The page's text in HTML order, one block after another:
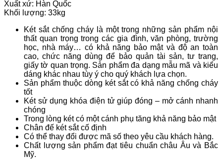
Xuất xứ: Hàn Quốc
Khối lượng: 33kg
Két sắt chống cháy là một trong những sản phẩm nội
thất quan trọng trong các gia đình, văn phòng, trường
học, nhà máy… có khả năng bảo mật và độ an toàn
cao, chức năng dùng để bảo quản tài sản, tư trang,
giấy tờ quan trọng. Sản phẩm đa dạng mẫu mã và kiểu
dáng khác nhau tùy ý cho quý khách lựa chọn.
Sản phẩm thuộc dòng két sắt có khả năng chống cháy
tốt
Két sử dụng khóa điện tử giúp đóng – mở cánh nhanh
chóng
Trong lòng két có một cánh phụ tăng khả năng bảo mật
Chân đế két sắt cố định
Có thể thay đổi được mã số theo yêu cầu khách hàng.
Chất lượng sản phẩm đạt tiêu chuẩn châu Âu và Bắc
Mỹ.